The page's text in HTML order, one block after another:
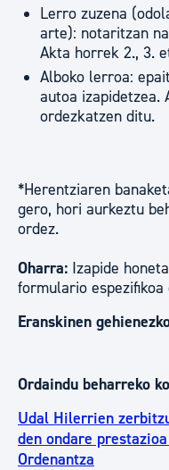
Lerro zuzena
arte): notaritzan
Akta horrek 2., 3.
Alboko lerroa:
autoa izapidetzea.
ordezkatzen ditu.
*Herentziaren
gero, hori aurkeztu
ordez.
Oharra: Izapide
formulario
Eranskinen
Ordaindu beharreko
Udal Hilerrien
den ondare
Ordenantza